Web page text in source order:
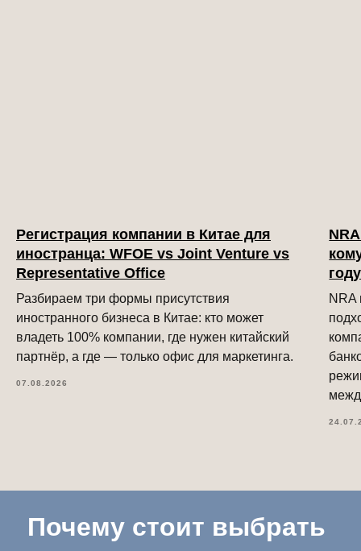
Регистрация компании в Китае для
иностранца: WFOE vs Joint Venture vs
Representative Office
Разбираем три формы присутствия
иностранного бизнеса в Китае: кто может
владеть 100% компании, где нужен китайский
партнёр, а где — только офис для маркетинга.
07.08.2026
году
NRA
Почему стоит выбрать